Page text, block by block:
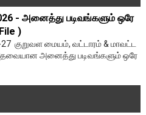
- அனைத்து படிவங்களும் ஒரே
)
குறுவள மையம், வட்டாரம் & மாவட்ட
அனைத்து படிவங்களும் ஒரே